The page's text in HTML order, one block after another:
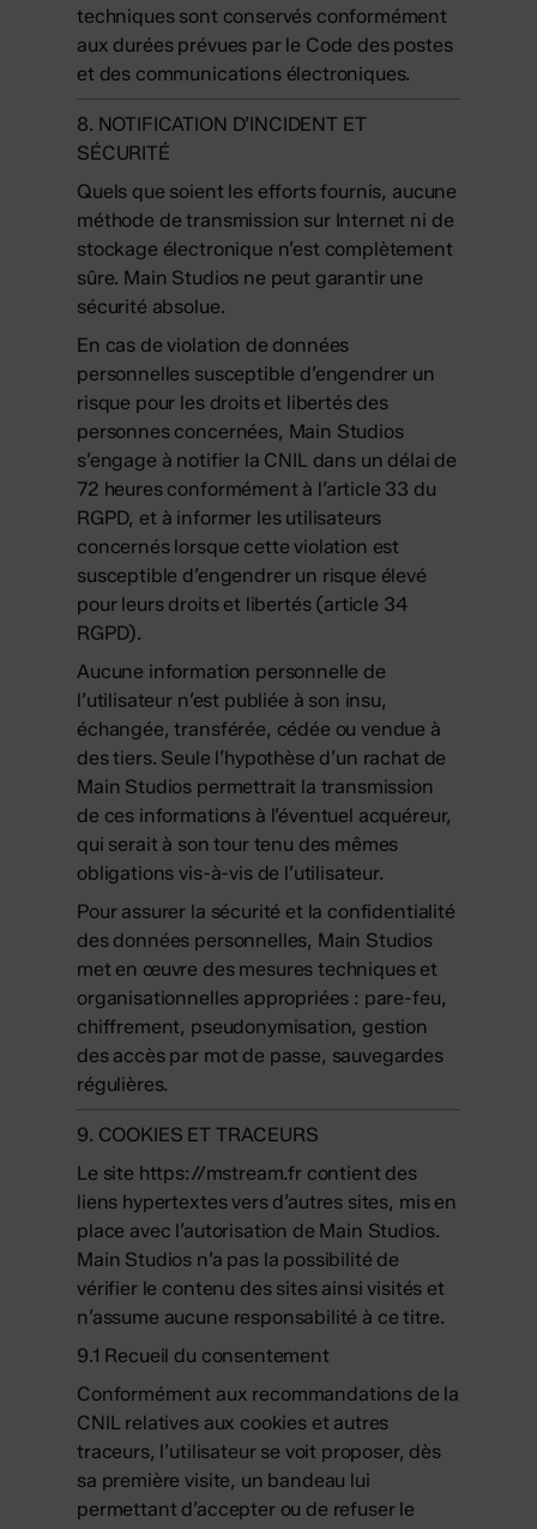
techniques sont conservés conformément
aux durées prévues par le Code des postes
et des communications électroniques.
8. NOTIFICATION D’INCIDENT ET
SÉCURITÉ
Quels que soient les efforts fournis, aucune
méthode de transmission sur Internet ni de
stockage électronique n’est complètement
sûre. Main Studios ne peut garantir une
sécurité absolue.
En cas de violation de données
personnelles susceptible d’engendrer un
risque pour les droits et libertés des
personnes concernées, Main Studios
s’engage à notifier la CNIL dans un délai de
72 heures conformément à l’article 33 du
RGPD, et à informer les utilisateurs
concernés lorsque cette violation est
susceptible d’engendrer un risque élevé
pour leurs droits et libertés (article 34
RGPD).
Aucune information personnelle de
l’utilisateur n’est publiée à son insu,
échangée, transférée, cédée ou vendue à
des tiers. Seule l’hypothèse d’un rachat de
Main Studios permettrait la transmission
de ces informations à l’éventuel acquéreur,
qui serait à son tour tenu des mêmes
obligations vis-à-vis de l’utilisateur.
Pour assurer la sécurité et la confidentialité
des données personnelles, Main Studios
met en œuvre des mesures techniques et
organisationnelles appropriées : pare-feu,
chiffrement, pseudonymisation, gestion
des accès par mot de passe, sauvegardes
régulières.
9. COOKIES ET TRACEURS
Le site https://mstream.frcontient des
liens hypertextes vers d’autres sites, mis en
place avec l’autorisation de Main Studios.
Main Studios n’a pas la possibilité de
vérifier le contenu des sites ainsi visités et
n’assume aucune responsabilité à ce titre.
9.1 Recueil du consentement
Conformément aux recommandations de la
CNIL relatives aux cookies et autres
traceurs, l’utilisateur se voit proposer, dès
sa première visite, un bandeau lui
permettant d’accepter ou de refuser le